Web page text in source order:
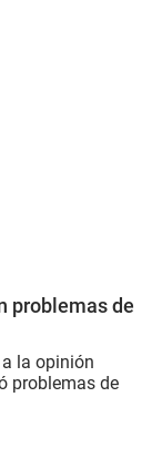
problemas de
la opinión
problemas de